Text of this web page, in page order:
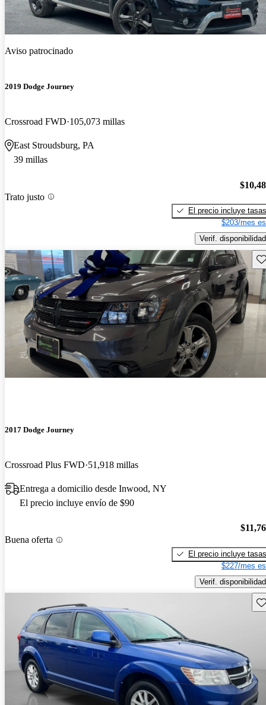
Aviso patrocinado
2019 Dodge Journey
Crossroad FWD 105,073 millas
East Stroudsburg, PA
39 millas
Trato justo
El precio incluye tasas
$203/mes
Verif. disponibilidad
2017 Dodge Journey
Crossroad Plus FWD 51,918 millas
Entrega a domicilio desde Inwood, NY
El precio incluye envío de $90
Buena oferta
El precio incluye tasas
$227/mes
Verif. disponibilidad